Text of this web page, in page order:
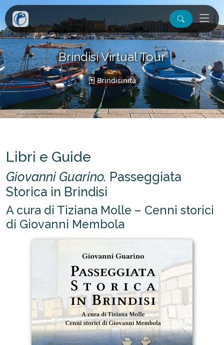
Brindisi Virtual Tour
Brindisinità
Libri e Guide
Giovanni Guarino. Passeggiata
Storica in Brindisi
A cura di Tiziana Molle – Cenni storici
di Giovanni Membola